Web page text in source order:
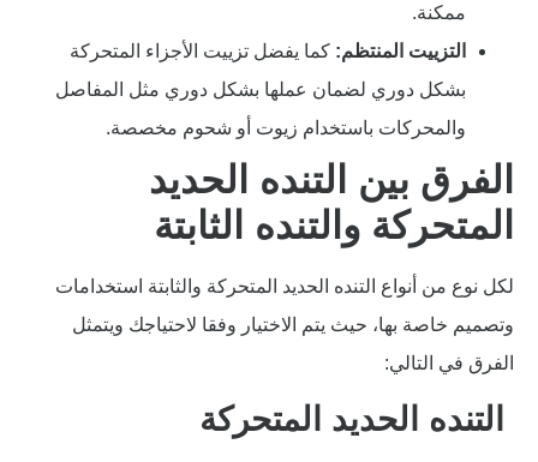
ممكنة.
التزييت المنتظم: كما يفضل تزييت الأجزاء المتحركة
بشكل دوري لضمان عملها بشكل دوري مثل المفاصل
والمحركات باستخدام زيوت أو شحوم مخصصة.
الفرق بين التنده الحديد
المتحركة والتنده الثابتة
لكل نوع من أنواع التنده الحديد المتحركة والثابتة استخدامات
وتصميم خاصة بها، حيث يتم الاختيار وفقا لاحتياجك ويتمثل
الفرق في التالي:
التنده الحديد المتحركة